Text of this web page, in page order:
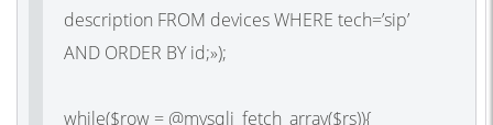
description FROM devices WHERE tech=’sip’
AND ORDER BY id;»);
while($row = @mysqli_fetch_array($rs)){